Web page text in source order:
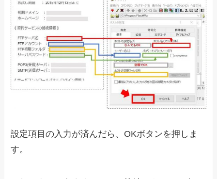
設定項目の入力が済んだら、OKボタンを押しま
す。